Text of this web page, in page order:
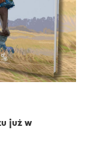
już w